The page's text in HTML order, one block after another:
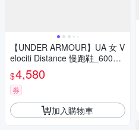
【UNDER ARMOUR】UA 女 V
elociti Distance 慢跑鞋_60060
31-002
$4,580
券
加入購物車